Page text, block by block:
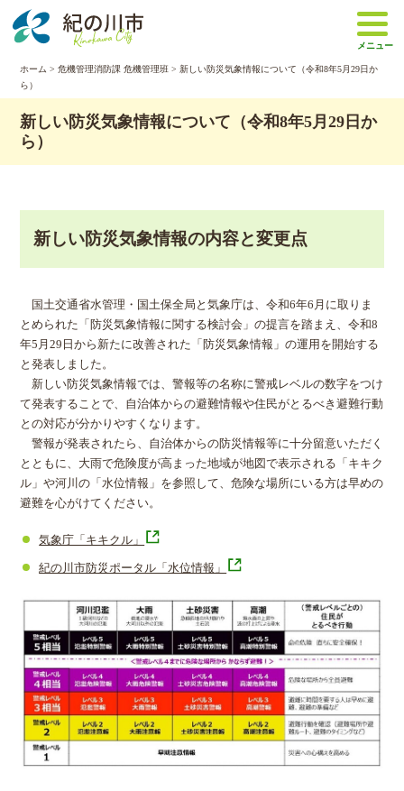
メニュー
ホーム >危機管理消防課 危機管理班 > 新しい防災気象情報について（令和8年5月29日か
ら）
新しい防災気象情報について（令和8年5月29日か
ら）
新しい防災気象情報の内容と変更点
国土交通省水管理・国土保全局と気象庁は、令和6年6月に取りま
とめられた「防災気象情報に関する検討会」の提言を踏まえ、令和8
年5月29日から新たに改善された「防災気象情報」の運用を開始する
と発表しました。
新しい防災気象情報では、警報等の名称に警戒レベルの数字をつけ
て発表することで、自治体からの避難情報や住民がとるべき避難行動
との対応が分かりやすくなります。
警報が発表されたら、自治体からの防災情報等に十分留意いただく
とともに、大雨で危険度が高まった地域が地図で表示される「キキク
ル」や河川の「水位情報」を参照して、危険な場所にいる方は早めの
避難を心がけてください。
気象庁「キキクル」
紀の川市防災ポータル「水位情報」